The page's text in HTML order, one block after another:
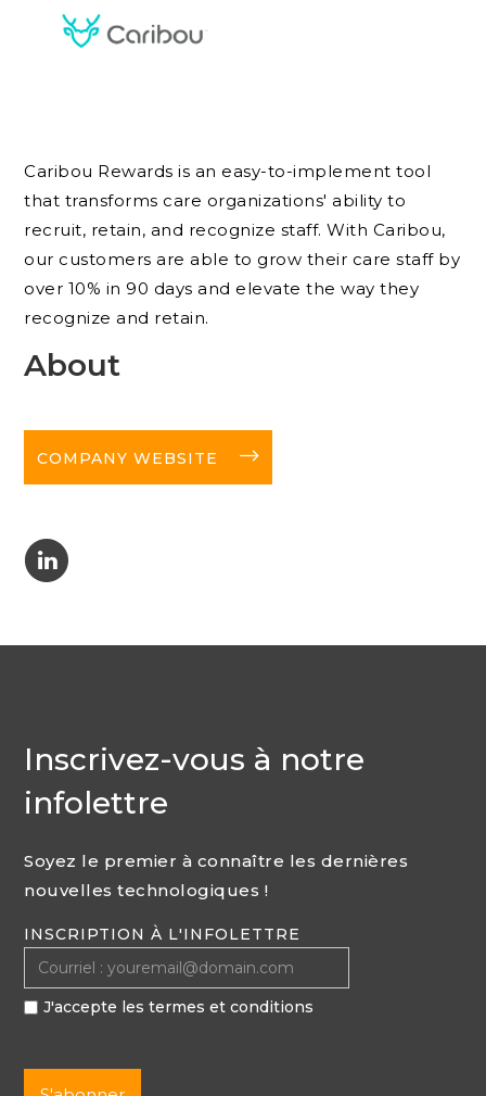
Caribou Rewards is an easy-to-implement tool
that transforms care organizations' ability to
recruit, retain, and recognize staff. With Caribou,
our customers are able to grow their care staff by
over 10% in 90 days and elevate the way they
recognize and retain.
About
COMPANY WEBSITE long-arrow-right
C
Inscrivez-vous à notre
infolettre
Soyez le premier à connaître les dernières
nouvelles technologiques !
INSCRIPTION À L'INFOLETTRE
J'accepte les termes et conditions